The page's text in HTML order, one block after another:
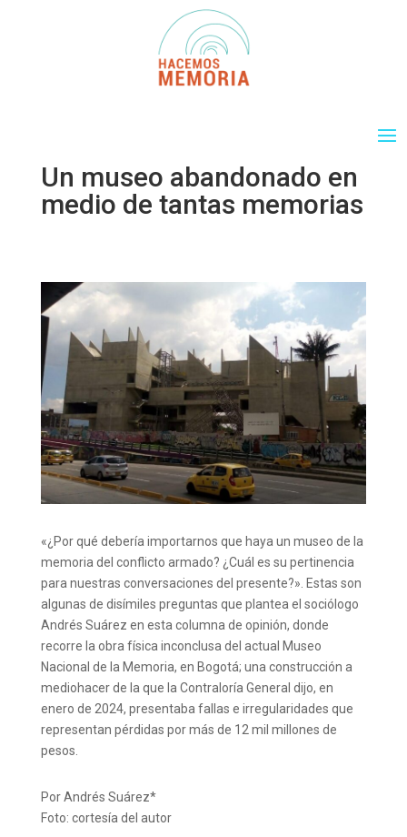
Un museo abandonado en
medio de tantas memorias
«¿Por qué debería importarnos que haya un museo de la
memoria del conflicto armado? ¿Cuál es su pertinencia
para nuestras conversaciones del presente?». Estas son
algunas de disímiles preguntas que plantea el sociólogo
Andrés Suárez en esta columna de opinión, donde
recorre la obra física inconclusa del actual Museo
Nacional de la Memoria, en Bogotá; una construcción a
mediohacer de la que la Contraloría General dijo, en
enero de 2024, presentaba fallas e irregularidades que
representan pérdidas por más de 12 mil millones de
pesos.
Por Andrés Suárez*
Foto: cortesía del autor